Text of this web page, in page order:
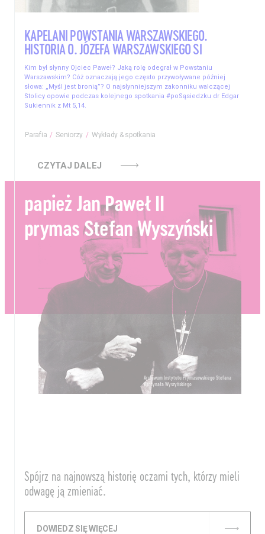
KAPELANI POWSTANIA WARSZAWSKIEGO.
HISTORIA O. JÓZEFA WARSZAWSKIEGO SI
Kim był słynny Ojciec Paweł? Jaką rolę odegrał w Powstaniu
Warszawskim? Cóż oznaczają jego często przywoływane później
słowa: „Myśl jest bronią”? O najsłynniejszym zakonniku walczącej
Stolicy opowie podczas kolejnego spotkania #poSąsiedzku dr Edgar
Sukiennik z Mt 5,14.
Parafia Seniorzy Wykłady & spotkania
CZYTAJ DALEJ
papież Jan Paweł II
prymas Stefan Wyszyński
Spójrz na najnowszą historię oczami tych, którzy mieli
odwagę ją zmieniać.
DOWIEDZ SIĘ WIĘCEJ
Archiwum Instytutu Prymasowskiego Stefana
Kardynała Wyszyńskiego